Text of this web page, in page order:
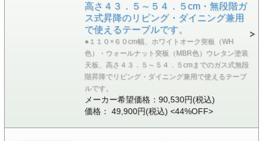
高さ４３．５～５４．５cm・無段階ガ
ス式昇降のリビング・ダイニング兼用
で使えるテーブルです。
●１１０×６０cm幅、ホワイトオーク突板（WH
色）・ウォールナット突板（MBR色）ウレタン塗装
天板、高さ４３．５～５４．５cmまでのガス式無段
階昇降でリビング・ダイニング兼用で使えるテーブ
ルです。
メーカー希望価格：90,530円(税込)
価格： 49,900円(税込) <44%OFF>